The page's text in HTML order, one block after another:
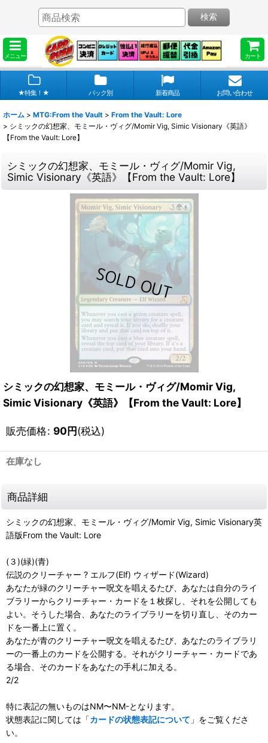
メニュー カート
検索
★特集！★ パック別 新着商品 お問い合わせ
ホーム > MTG:From the Vault > From the Vault: Lore
> シミックの幻想家、モミール・ヴィグ/Momir Vig, Simic Visionary《英語》
【From the Vault: Lore】
シミックの幻想家、モミール・ヴィグ/Momir Vig,
Simic Visionary《英語》【From the Vault: Lore】
シミックの幻想家、モミール・ヴィグ/Momir Vig,
Simic Visionary《英語》【From the Vault: Lore】
販売価格: 90円(税込)
在庫なし
商品詳細
シミックの幻想家、モミール・ヴィグ/Momir Vig, Simic Visionary英
語版From the Vault: Lore
(３)(緑)(青)
伝説のクリーチャー ? エルフ(Elf) ウィザード(Wizard)
あなたが緑のクリーチャー呪文を唱えるたび、あなたは自分のライ
ブラリーからクリーチャー・カードを１枚探し、それを公開しても
よい。そうした場合、あなたのライブラリーを切り直し、そのカー
ドを一番上に置く。
あなたが青のクリーチャー呪文を唱えるたび、あなたのライブラリ
ーの一番上のカードを公開する。それがクリーチャー・カードであ
る場合、そのカードをあなたの手札に加える。
2/2
特に表記の無いものはNM〜NM-となります。
状態表記に関しては「カードの状態表記について 」をご覧くださ
い。